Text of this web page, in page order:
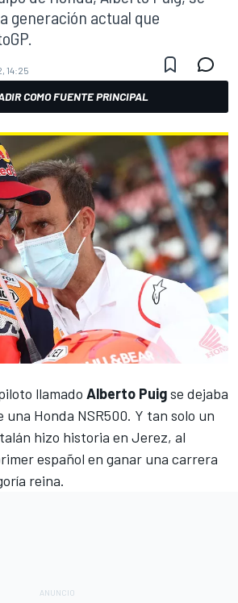
generación actual que
14:25
COMO FUENTE PRINCIPAL
llamado Alberto Puigse dejaba
Honda NSR500. Y tan solo un
hizo historia en Jerez, al
español en ganar una carrera
reina.